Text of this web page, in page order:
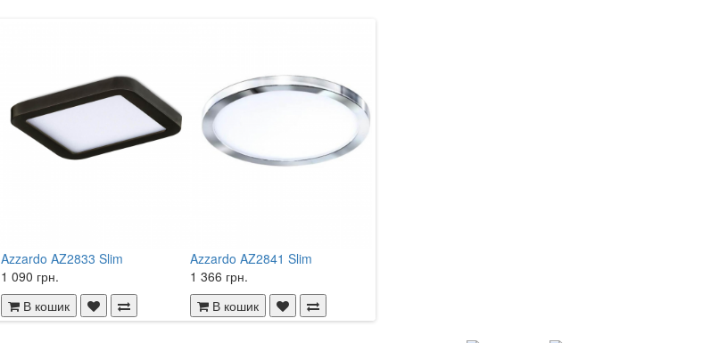
Azzardo AZ2833 Slim
1 090 грн.
В кошик
Azzardo AZ2841 Slim
1 366 грн.
В кошик